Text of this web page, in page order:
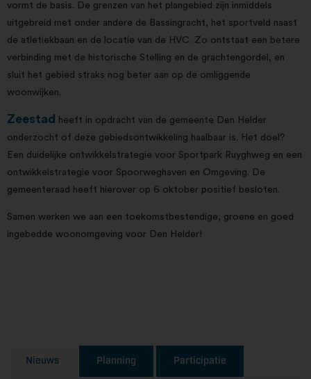
vormt de basis. De grenzen van het plangebied zijn inmiddels
uitgebreid met onder andere de Bassingracht, het sportveld naast
de atletiekbaan en de locatie van de HVC. Zo ontstaat een betere
verbinding met de historische Stelling en de grachtengordel, en
sluit het gebied straks nog beter aan op de omliggende
woonwijken.
Zeestad
heeft in opdracht van de gemeente Den Helder
onderzocht of deze gebiedsontwikkeling haalbaar is. Het doel?
Een duidelijke ontwikkelstrategie voor Sportpark Ruyghweg en een
ontwikkelstrategie voor Spoorweghaven en Omgeving. De
gemeenteraad heeft hierover op 6 oktober positief besloten.
Samen werken we aan een toekomstbestendige, groene en goed
ingebedde woonomgeving voor Den Helder!
Nieuws Planning Participatie